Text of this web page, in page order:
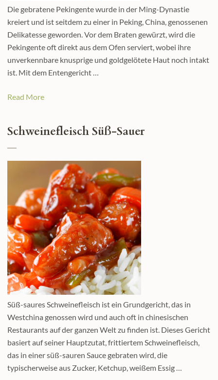
Die gebratene Pekingente wurde in der Ming-Dynastie
kreiert und ist seitdem zu einer in Peking, China, genossenen
Delikatesse geworden. Vor dem Braten gewürzt, wird die
Pekingente oft direkt aus dem Ofen serviert, wobei ihre
unverkennbare knusprige und goldgelötete Haut noch intakt
ist. Mit dem Entengericht …
Read More
Schweinefleisch Süß-Sauer
Süß-saures Schweinefleisch ist ein Grundgericht, das in
Westchina genossen wird und auch oft in chinesischen
Restaurants auf der ganzen Welt zu finden ist. Dieses Gericht
basiert auf seiner Hauptzutat, frittiertem Schweinefleisch,
das in einer süß-sauren Sauce gebraten wird, die
typischerweise aus Zucker, Ketchup, weißem Essig …